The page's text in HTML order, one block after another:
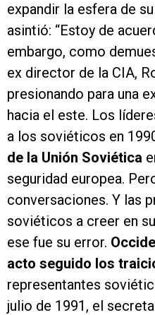
expandir la esfera de
asintió: “Estoy de
embargo, como
ex director de la CIA,
presionando para una
hacia el este. Los
a los soviéticos en
de la Unión Soviética
seguridad europea.
conversaciones. Y las
soviéticos a creer en
ese fue su error.
acto seguido los
representantes
julio de 1991, el